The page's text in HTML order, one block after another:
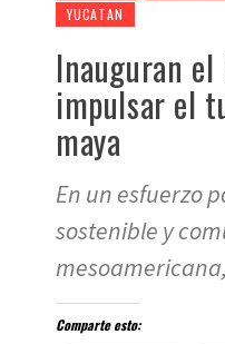
YUCATAN
Inauguran
impulsar el
maya
En un esfuerzo
sostenible y
Comparte esto: